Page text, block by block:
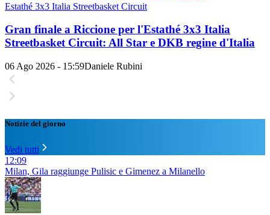
Estathé 3x3 Italia Streetbasket Circuit
Gran finale a Riccione per l'Estathé 3x3 Italia
Streetbasket Circuit: All Star e DKB regine d'Italia
06 Ago 2026 - 15:59Daniele Rubini
Notizie del giorno
Vedi tutti
12:09
Milan, Gila raggiunge Pulisic e Gimenez a Milanello